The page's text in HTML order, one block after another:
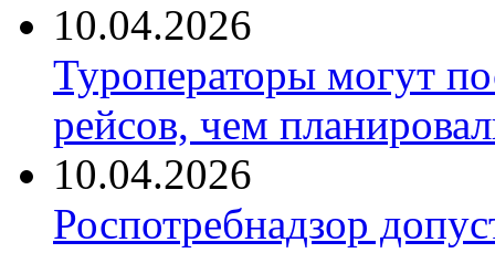
10.04.2026
Туроператоры могут
рейсов, чем
10.04.2026
Роспотребнадзор